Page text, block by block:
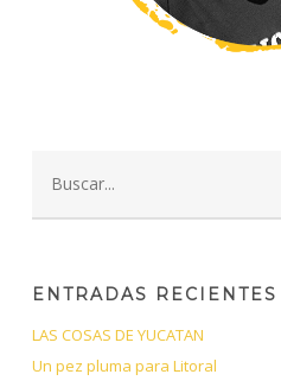
ENTRADAS RECIENTES
LAS COSAS DE YUCATAN
Un pez pluma para Litoral